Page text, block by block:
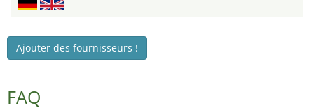
Ajouter des fournisseurs !
FAQ